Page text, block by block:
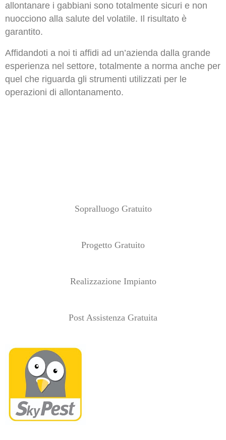
allontanare i gabbiani sono totalmente sicuri e non
nuocciono alla salute del volatile. Il risultato è
garantito.
Affidandoti a noi ti affidi ad un’azienda dalla grande
esperienza nel settore, totalmente a norma anche per
quel che riguarda gli strumenti utilizzati per le
operazioni di allontanamento.
Sopralluogo Gratuito
Progetto Gratuito
Realizzazione Impianto
Post Assistenza Gratuita